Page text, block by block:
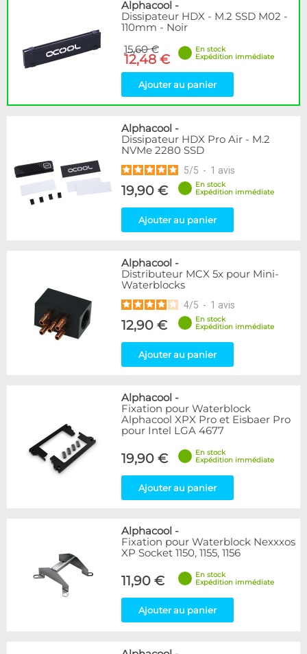
Disponibilité / Promotions
Articles en promotions
Appliquer
Alphacool -
Dissipateur HDX - M.2 SSD M02 -
110mm - Noir
15,60 €
12,48 €
En stock
Expédition immédiate
Ajouter au panier
Alphacool -
Dissipateur HDX Pro Air - M.2
NVMe 2280 SSD
5/5 - 1 avis
19,90 €
En stock
Expédition immédiate
Ajouter au panier
Alphacool -
Distributeur MCX 5x pour Mini-
Waterblocks
4/5 - 1 avis
12,90 €
En stock
Expédition immédiate
Ajouter au panier
Alphacool -
Fixation pour Waterblock
Alphacool XPX Pro et Eisbaer Pro
pour Intel LGA 4677
19,90 €
En stock
Expédition immédiate
Ajouter au panier
Alphacool -
Fixation pour Waterblock Nexxxos
XP Socket 1150, 1155, 1156
11,90 €
En stock
Expédition immédiate
Ajouter au panier